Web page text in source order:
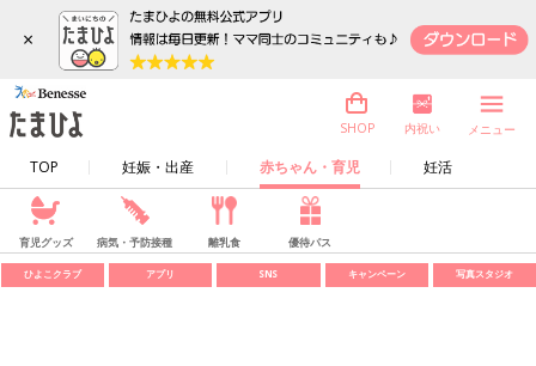
×
TOP 妊娠・出産 赤ちゃん・育児 妊活
SHOP 内祝い メニュー
育児グッズ 病気・予防接種 離乳食 優待パス
ひよこクラブ アプリ SNS キャンペーン 写真スタジオ